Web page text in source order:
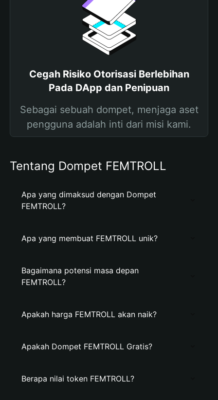
Cegah Risiko Otorisasi Berlebihan
Pada DApp dan Penipuan
Sebagai sebuah dompet, menjaga aset
pengguna adalah inti dari misi kami.
Tentang Dompet FEMTROLL
Apa yang dimaksud dengan Dompet
FEMTROLL?
Apa yang membuat FEMTROLL unik?
Bagaimana potensi masa depan
FEMTROLL?
Apakah harga FEMTROLL akan naik?
Apakah Dompet FEMTROLL Gratis?
Berapa nilai token FEMTROLL?